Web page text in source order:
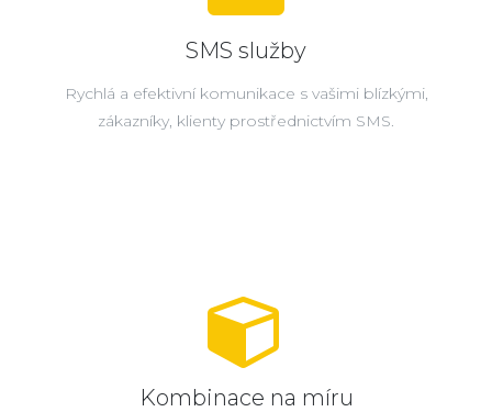
SMS služby
Rychlá a efektivní komunikace s vašimi blízkými,
zákazníky, klienty prostřednictvím SMS.
Kombinace na míru